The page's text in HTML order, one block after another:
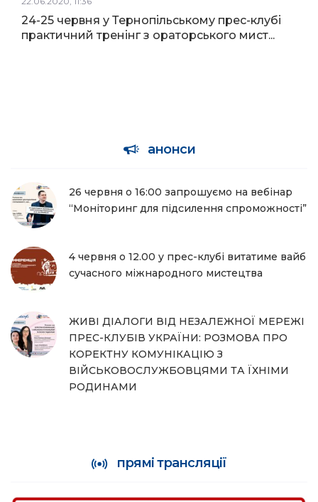
24-25 червня у Тернопільському прес-клубі
практичний тренінг з ораторського мист...
анонси
26 червня о 16:00 запрошуємо на вебінар
“Моніторинг для підсилення спроможності”
4 червня о 12.00 у прес-клубі витатиме вайб
сучасного міжнародного мистецтва
ЖИВІ ДІАЛОГИ ВІД НЕЗАЛЕЖНОЇ МЕРЕЖІ
ПРЕС-КЛУБІВ УКРАЇНИ: РОЗМОВА ПРО
КОРЕКТНУ КОМУНІКАЦІЮ З
ВІЙСЬКОВОСЛУЖБОВЦЯМИ ТА ЇХНІМИ
РОДИНАМИ
прямі трансляції